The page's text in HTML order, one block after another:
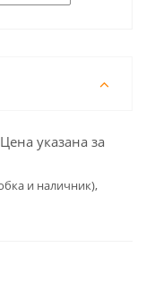
указана за
и наличник),